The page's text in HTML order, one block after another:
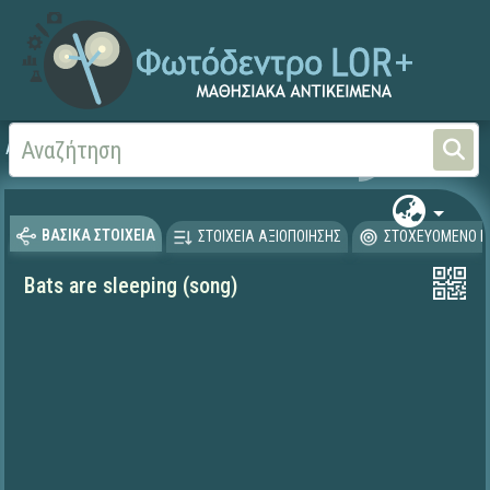
Αρχική Ξένες Γλώσσες -
ΒΑΣΙΚΑ ΣΤΟΙΧΕΙΑ ΣΤΟΙΧΕΙΑ ΑΞΙΟΠΟΙΗΣΗΣ ΣΤΟΧΕΥΟΜΕΝΟ
Bats are sleeping (song)